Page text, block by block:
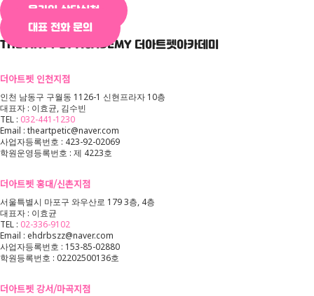
온라인 상담신청
대표 전화 문의
THE ART PET ACADEMY 더아트펫아카데미
더아트펫 인천지점
인천 남동구 구월동 1126-1 신현프라자 10층
대표자 : 이효균, 김수빈
TEL : 032-441-1230
Email : theartpetic@naver.com
사업자등록번호 : 423-92-02069
학원운영등록번호 : 제 4223호
더아트펫 홍대/신촌지점
서울특별시 마포구 와우산로 179 3층, 4층
대표자 : 이효균
TEL : 02-336-9102
Email : ehdrbszz@naver.com
사업자등록번호 : 153-85-02880
학원등록번호 : 02202500136호
더아트펫 강서/마곡지점